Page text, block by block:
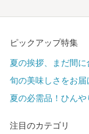
ピックアップ特集
夏の挨拶、まだ間に
旬の美味しさをお
夏の必需品！ひんや
注目のカテゴリ